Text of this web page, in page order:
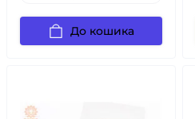
До кошика